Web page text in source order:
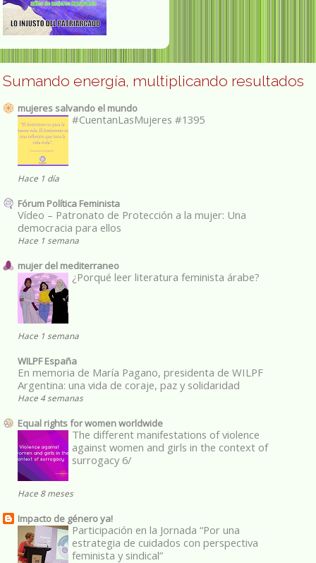
Sumando energía, multiplicando resultados
mujeres salvando el mundo
#CuentanLasMujeres #1395
Hace 1 día
Fórum Política Feminista
Vídeo – Patronato de Protección a la mujer: Una
democracia para ellos
Hace 1 semana
mujer del mediterraneo
¿Porqué leer literatura feminista árabe?
Hace 1 semana
WILPF España
En memoria de María Pagano, presidenta de WILPF
Argentina: una vida de coraje, paz y solidaridad
Hace 4 semanas
Equal rights for women worldwide
The different manifestations of violence
against women and girls in the context of
surrogacy 6/
Hace 8 meses
Impacto de género ya!
Participación en la Jornada “Por una
estrategia de cuidados con perspectiva
feminista y sindical”